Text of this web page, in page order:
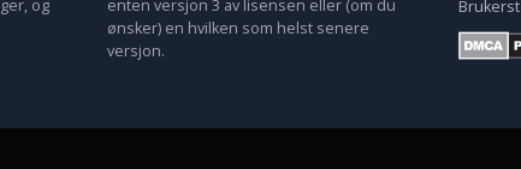
og
enten versjon 3 av lisensen eller (om du
ønsker) en hvilken som helst senere
versjon.